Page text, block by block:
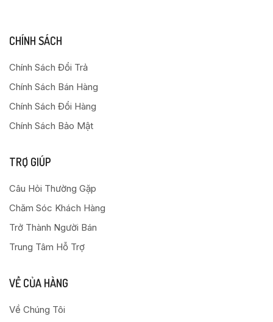
CHÍNH SÁCH
Chính Sách Đổi Trả
Chính Sách Bán Hàng
Chính Sách Đổi Hàng
Chính Sách Bảo Mật
TRỢ GIÚP
Câu Hỏi Thường Gặp
Chăm Sóc Khách Hàng
Trở Thành Người Bán
Trung Tâm Hỗ Trợ
VỀ CỦA HÀNG
Về Chúng Tôi